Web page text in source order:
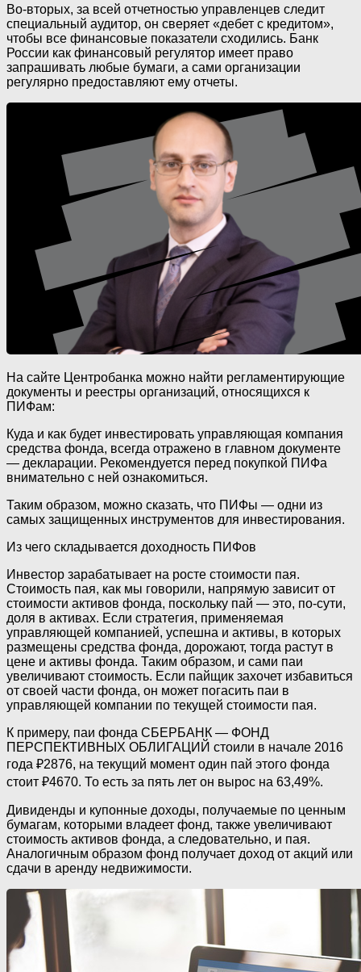
Во-вторых, за всей отчетностью управленцев следит
специальный аудитор, он сверяет «дебет с кредитом»,
чтобы все финансовые показатели сходились. Банк
России как финансовый регулятор имеет право
запрашивать любые бумаги, а сами организации
регулярно предоставляют ему отчеты.
На сайте Центробанка можно найти регламентирующие
документы и реестры организаций, относящихся к
ПИФам:
Куда и как будет инвестировать управляющая компания
средства фонда, всегда отражено в главном документе
— декларации. Рекомендуется перед покупкой ПИФа
внимательно с ней ознакомиться.
Таким образом, можно сказать, что ПИФы — одни из
самых защищенных инструментов для инвестирования.
Из чего складывается доходность ПИФов
Инвестор зарабатывает на росте стоимости пая.
Стоимость пая, как мы говорили, напрямую зависит от
стоимости активов фонда, поскольку пай — это, по-сути,
доля в активах. Если стратегия, применяемая
управляющей компанией, успешна и активы, в которых
размещены средства фонда, дорожают, тогда растут в
цене и активы фонда. Таким образом, и сами паи
увеличивают стоимость. Если пайщик захочет избавиться
от своей части фонда, он может погасить паи в
управляющей компании по текущей стоимости пая.
К примеру, паи фонда СБЕРБАНК — ФОНД
ПЕРСПЕКТИВНЫХ ОБЛИГАЦИЙ стоили в начале 2016
года ₽2876, на текущий момент один пай этого фонда
стоит ₽4670. То есть за пять лет он вырос на 63,49%.
Дивиденды и купонные доходы, получаемые по ценным
бумагам, которыми владеет фонд, также увеличивают
стоимость активов фонда, а следовательно, и пая.
Аналогичным образом фонд получает доход от акций или
сдачи в аренду недвижимости.